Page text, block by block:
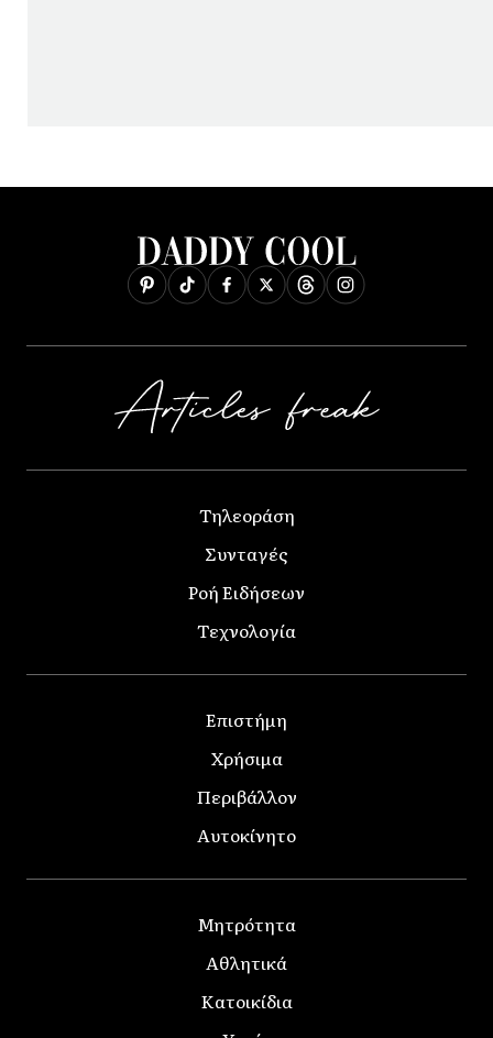
Τηλεοράση
Συνταγές
Ροή Ειδήσεων
Τεχνολογία
Επιστήμη
Χρήσιμα
Περιβάλλον
Αυτοκίνητο
Μητρότητα
Αθλητικά
Κατοικίδια